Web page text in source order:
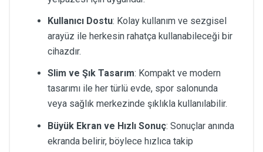
Kullanıcı Dostu: Kolay kullanım ve sezgisel
arayüz ile herkesin rahatça kullanabileceği bir
cihazdır.
Slim ve Şık Tasarım: Kompakt ve modern
tasarımı ile her türlü evde, spor salonunda
veya sağlık merkezinde şıklıkla kullanılabilir.
Büyük Ekran ve Hızlı Sonuç: Sonuçlar anında
ekranda belirir, böylece hızlıca takip